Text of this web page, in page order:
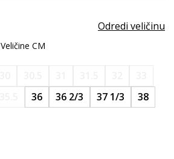
Odredi veličinu
Veličine CM
36 36 2/3 37 1/3
38